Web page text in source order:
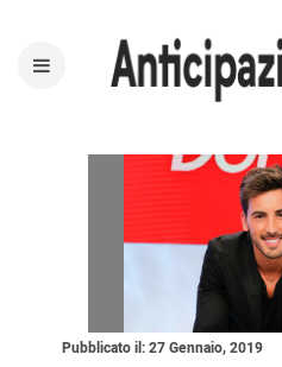
Pubblicato il: 27 Gennaio, 2019